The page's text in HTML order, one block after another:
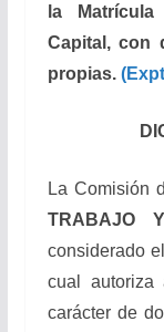
la
Capital, con
propias.
La Comisión
TRABAJO
considerado
cual autoriza
carácter de